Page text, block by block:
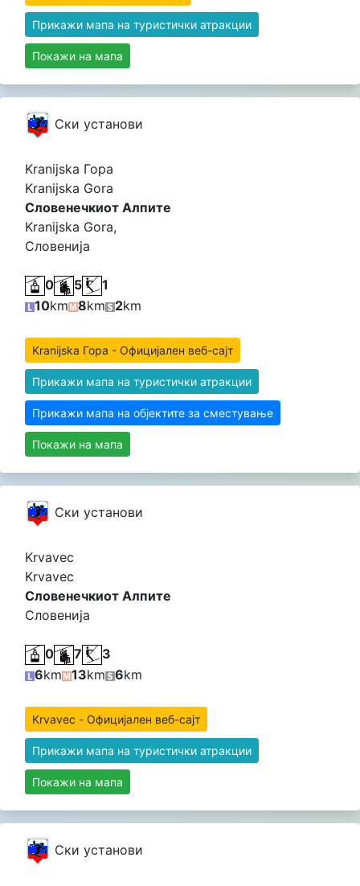
Прикажи мапа на туристички атракции
Покажи на мапа
Cки установи
Kranijska Гора
Kranijska Gora
Словенечкиот Алпите
Kranijska Gora,
Словенија
0 5
1
10km 8km 2km
Kranijska Гора - Официјален веб-сајт
Прикажи мапа на туристички атракции
Прикажи мапа на објектите за сместување
Покажи на мапа
Cки установи
Krvavec
Krvavec
Словенечкиот Алпите
Словенија
0 7
3
6km 13km 6km
Krvavec - Официјален веб-сајт
Прикажи мапа на туристички атракции
Покажи на мапа
Cки установи